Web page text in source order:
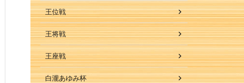
王位戦
王将戦
王座戦
白瀧あゆみ杯